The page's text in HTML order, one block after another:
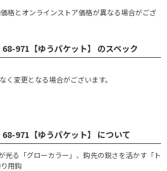
格とオンラインストア価格が異なる場合がござ
971【ゆうパケット】 のスペック
変更となる場合がございます。
971【ゆうパケット】 について
光る「グローカラー」、鈎先の鋭さを活かす「ト
用鈎